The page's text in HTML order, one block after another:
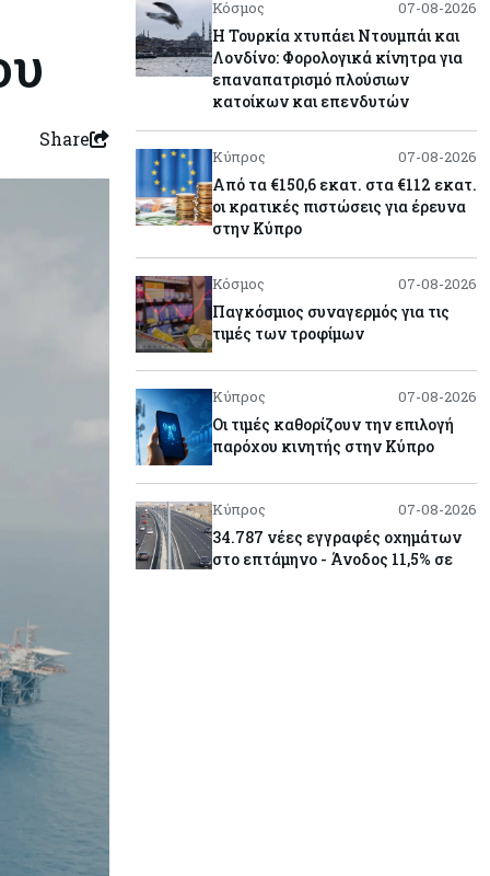
Share
Κόσμος 07-08-2026
Η Τουρκία χτυπάει Ντουμπάι και
Λονδίνο: Φορολογικά κίνητρα για
επαναπατρισμό πλούσιων
κατοίκων και επενδυτών
Κύπρος 07-08-2026
Από τα €150,6 εκατ. στα €112 εκατ.
οι κρατικές πιστώσεις για έρευνα
στην Κύπρο
Κόσμος 07-08-2026
Παγκόσμιος συναγερμός για τις
τιμές των τροφίμων
Κύπρος 07-08-2026
Οι τιμές καθορίζουν την επιλογή
παρόχου κινητής στην Κύπρο
Κύπρος 07-08-2026
34.787 νέες εγγραφές οχημάτων
στο επτάμηνο - Άνοδος 11,5% σε